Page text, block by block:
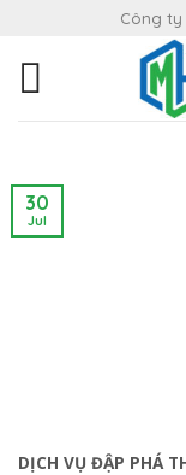
Công ty
DỊCH VỤ ĐẬP PHÁ
30
Jul